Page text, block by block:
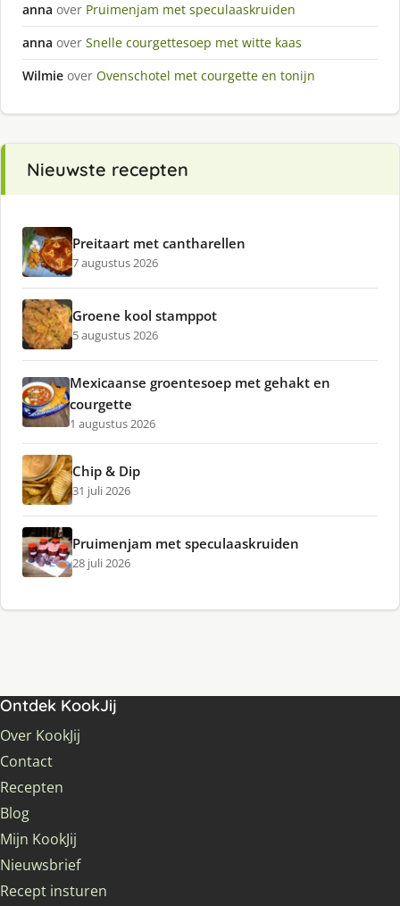
anna over Pruimenjam met speculaaskruiden
anna over Snelle courgettesoep met witte kaas
Wilmie over Ovenschotel met courgette en tonijn
Nieuwste recepten
Preitaart met cantharellen
7 augustus 2026
Groene kool stamppot
5 augustus 2026
Mexicaanse groentesoep met gehakt en
courgette
1 augustus 2026
Chip & Dip
31 juli 2026
Pruimenjam met speculaaskruiden
28 juli 2026
Ontdek KookJij
Over KookJij
Contact
Recepten
Blog
Mijn KookJij
Nieuwsbrief
Recept insturen